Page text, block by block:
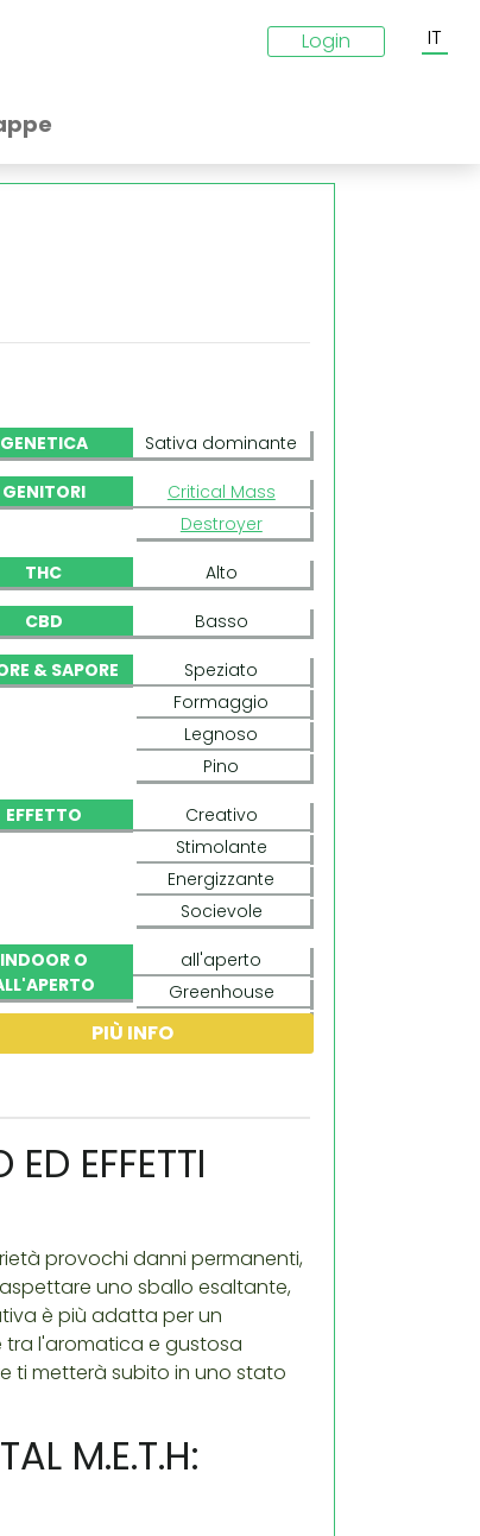
Login IT
GENETICA Sativa dominante
GENITORI
Critical Mass
Destroyer
THC Alto
CBD Basso
& SAPORE
Speziato
Formaggio
Legnoso
Pino
EFFETTO
Creativo
Stimolante
Energizzante
Socievole
INDOOR O
all'aperto
Greenhouse
PIÙ INFO
EFFETTI
provochi danni permanenti,
aspettare uno sballo esaltante,
è più adatta per un
tra l'aromatica e gustosa
ti metterà subito in uno stato
M.E.T.H: